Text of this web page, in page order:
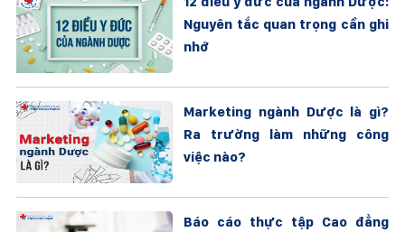
Nguyên tắc quan trọng cần ghi
nhớ
Marketing ngành Dược là gì?
Ra trường làm những công
việc nào?
Báo cáo thực tập Cao đẳng